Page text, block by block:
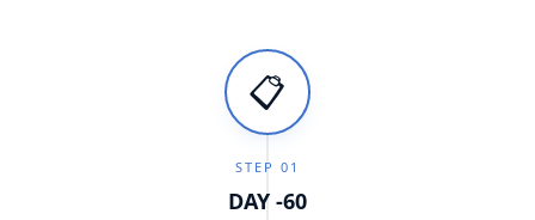
📋
STEP 01
DAY -60